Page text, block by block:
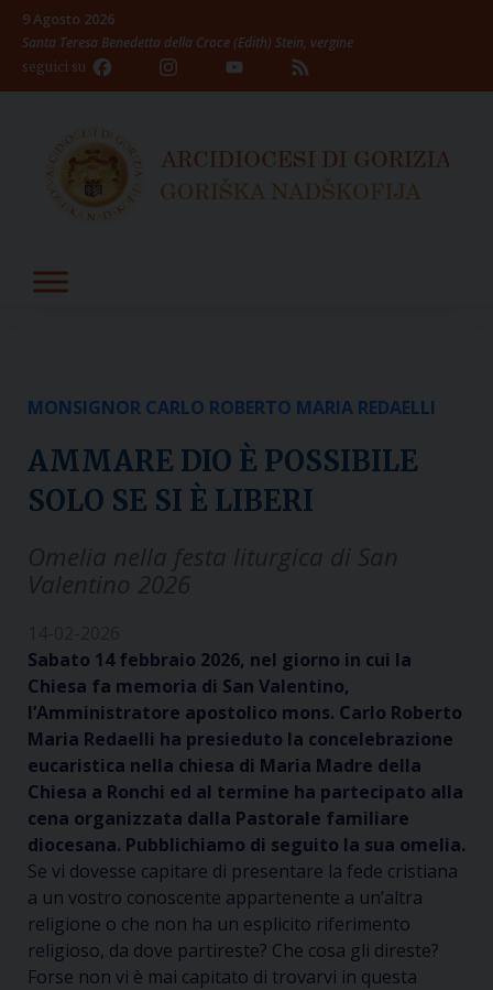
Skip
content
9 Agosto 2026
Santa Teresa Benedetta della Croce (Edith) Stein, vergine
seguici su Facebook InstagramYouTube
Channel
MONSIGNOR CARLO ROBERTO MARIA REDAELLI
AMMARE DIO È POSSIBILE
SOLO SE SI È LIBERI
Sabato 14 febbraio 2026, nel giorno in cui la
Chiesa fa memoria di San Valentino,
l’Amministratore apostolico mons. Carlo Roberto
Maria Redaelli ha presieduto la concelebrazione
eucaristica nella chiesa di Maria Madre della
Chiesa a Ronchi ed al termine ha partecipato alla
cena organizzata dalla Pastorale familiare
diocesana. Pubblichiamo di seguito la sua omelia.
Se vi dovesse capitare di presentare la fede cristiana
a un vostro conoscente appartenente a un’altra
religione o che non ha un esplicito riferimento
religioso, da dove partireste? Che cosa gli direste?
Forse non vi è mai capitato di trovarvi in questa